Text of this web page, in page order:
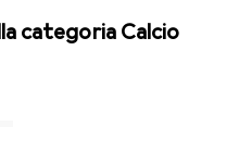
categoria Calcio